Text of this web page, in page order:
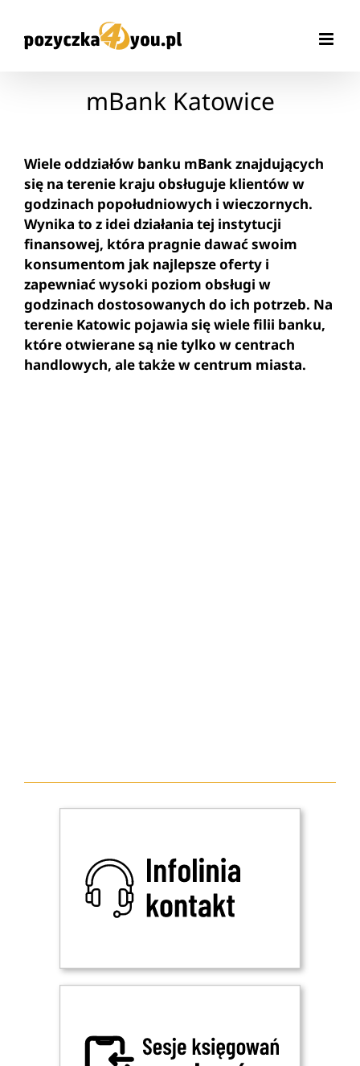
zawartości
mBank Katowice
Wiele oddziałów banku mBank znajdujących
się na terenie kraju obsługuje klientów w
godzinach popołudniowych i wieczornych.
Wynika to z idei działania tej instytucji
finansowej, która pragnie dawać swoim
konsumentom jak najlepsze oferty i
zapewniać wysoki poziom obsługi w
godzinach dostosowanych do ich potrzeb. Na
terenie Katowic pojawia się wiele filii banku,
które otwierane są nie tylko w centrach
handlowych, ale także w centrum miasta.